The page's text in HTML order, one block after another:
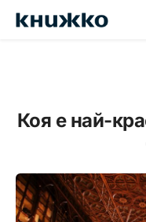
Коя е най-